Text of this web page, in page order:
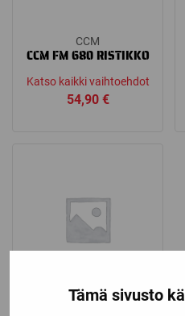
Tämä sivusto
CCM
CCM FM 680 RISTIKKO
Katso kaikki vaihtoehdot
54,90 €